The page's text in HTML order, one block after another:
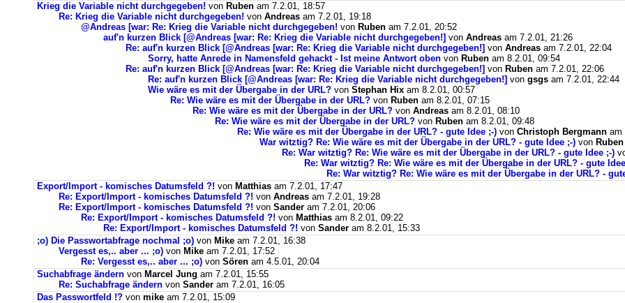
Krieg die Variable nicht durchgegeben! von Ruben am 7.2.01, 18:57
Re: Krieg die Variable nicht durchgegeben! von Andreas am 7.2.01, 19:18
@Andreas [war: Re: Krieg die Variable nicht durchgegeben! von Ruben am 7.2.01, 20:52
auf'n kurzen Blick [@Andreas [war: Re: Krieg die Variable nicht durchgegeben!] von Andreas am 7.2.01, 21:26
Re: auf'n kurzen Blick [@Andreas [war: Re: Krieg die Variable nicht durchgegeben!] von Andreas am 7.2.01, 22:04
Sorry, hatte Anrede in Namensfeld gehackt - Ist meine Antwort oben von Ruben am 8.2.01, 09:54
Re: auf'n kurzen Blick [@Andreas [war: Re: Krieg die Variable nicht durchgegeben!] von Ruben am 7.2.01, 22:06
Re: auf'n kurzen Blick [@Andreas [war: Re: Krieg die Variable nicht durchgegeben!] von gsgs am 7.2.01, 22:44
Wie wäre es mit der Übergabe in der URL? von Stephan Hix am 8.2.01, 00:57
Re: Wie wäre es mit der Übergabe in der URL? von Ruben am 8.2.01, 07:15
Re: Wie wäre es mit der Übergabe in der URL? von Andreas am 8.2.01, 08:10
Re: Wie wäre es mit der Übergabe in der URL? von Ruben am 8.2.01, 09:48
Re: Wie wäre es mit der Übergabe in der URL? - gute Idee ;-) von Christoph Bergmann am
War witztig? Re: Wie wäre es mit der Übergabe in der URL? - gute Idee ;-) von Ruben
Re: War witztig? Re: Wie wäre es mit der Übergabe in der URL? - gute Idee ;-)
Re: War witztig? Re: Wie wäre es mit der Übergabe in der URL? - gute
Re: War witztig? Re: Wie wäre es mit der Übergabe in der URL? -
Export/Import - komisches Datumsfeld ?! von Matthias am 7.2.01, 17:47
Re: Export/Import - komisches Datumsfeld ?! von Andreas am 7.2.01, 19:28
Re: Export/Import - komisches Datumsfeld ?! von Sander am 7.2.01, 20:06
Re: Export/Import - komisches Datumsfeld ?! von Matthias am 8.2.01, 09:22
Re: Export/Import - komisches Datumsfeld ?! von Sander am 8.2.01, 15:33
;o) Die Passwortabfrage nochmal ;o) von Mike am 7.2.01, 16:38
Vergesst es,.. aber ... ;o) von Mike am 7.2.01, 17:52
Re: Vergesst es,.. aber ... ;o) von Sören am 4.5.01, 20:04
Suchabfrage ändern von Marcel Jung am 7.2.01, 15:55
Re: Suchabfrage ändern von Sander am 7.2.01, 16:05
Das Passwortfeld !? von mike am 7.2.01, 15:09